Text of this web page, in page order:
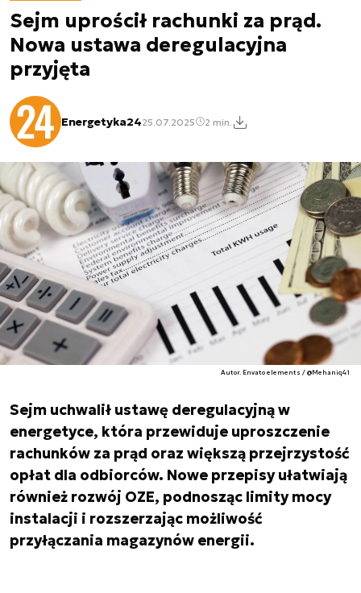
Sejm uprościł rachunki za prąd.
Nowa ustawa deregulacyjna
przyjęta
Energetyka2425.07.2025 2 min.
Autor. Envato elements / @Mehaniq41
Sejm uchwalił ustawę deregulacyjną w
energetyce, która przewiduje uproszczenie
rachunków za prąd oraz większą przejrzystość
opłat dla odbiorców. Nowe przepisy ułatwiają
również rozwój OZE, podnosząc limity mocy
instalacji i rozszerzając możliwość
przyłączania magazynów energii.